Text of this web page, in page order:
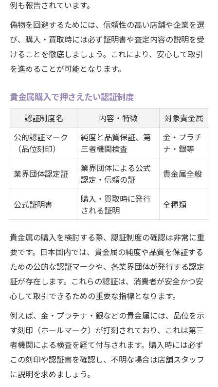
例も報告されています。
偽物を回避するためには、信頼性の高い店舗や企業を選
び、購入・買取時には必ず証明書や査定内容の説明を受
けることを徹底しましょう。これにより、安心して取引
を進めることが可能となります。
貴金属購入で押さえたい認証制度
認証制度名 内容・特徴
対象貴金属
公的認証マーク
（品位刻印）
純度と品質保証、第
三者機関検査
金・プラチ
ナ・銀等
業界団体認定証
業界団体による公式
認定・信頼の証
貴金属全般
公式証明書
購入・買取時に発行
される証明
全種類
貴金属の購入を検討する際、認証制度の確認は非常に重
要です。日本国内では、貴金属の純度や品質を保証する
ための公的な認証マークや、各業界団体が発行する認定
証が存在します。これらの認証は、消費者が安全かつ安
心して取引できるための重要な指標となります。
例えば、金・プラチナ・銀などの貴金属には、品位を示
す刻印（ホールマーク）が打刻されており、これは第三
者機関による検査を経て付与されます。購入時には必ず
この刻印や認証書を確認し、不明な場合は店舗スタッフ
に説明を求めましょう。